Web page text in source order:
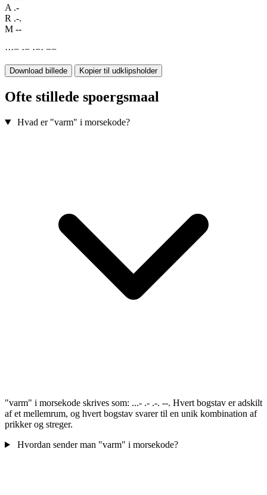
A .-
R .-.
M --
···− ·− ·−· −−
Download billede Kopier til udklipsholder
Ofte stillede spoergsmaal
Hvad er "varm" i morsekode?
"varm" i morsekode skrives som: ...- .- .-. --. Hvert bogstav er adskilt
af et mellemrum, og hvert bogstav svarer til en unik kombination af
prikker og streger.
Hvordan sender man "varm" i morsekode?